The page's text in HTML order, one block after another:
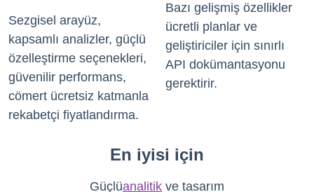
Sezgisel arayüz,
kapsamlı analizler, güçlü
özelleştirme seçenekleri,
güvenilir performans,
cömert ücretsiz katmanla
rekabetçi fiyatlandırma.
Bazı gelişmiş özellikler
ücretli planlar ve
geliştiriciler için sınırlı
API dokümantasyonu
gerektirir.
En iyisi için
Güçlüanalitik ve tasarım